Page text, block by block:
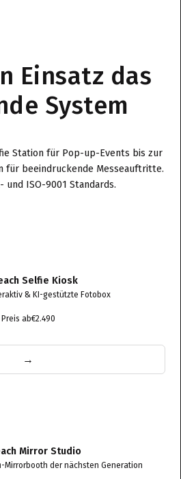
Einsatz das
System
Station für Pop-up-Events bis zur
für beeindruckende Messeauftritte.
und ISO-9001 Standards.
Selfie Kiosk
& KI-gestützte Fotobox
Preis ab€2.490
→
Mirror Studio
Mirrorbooth der nächsten Generation